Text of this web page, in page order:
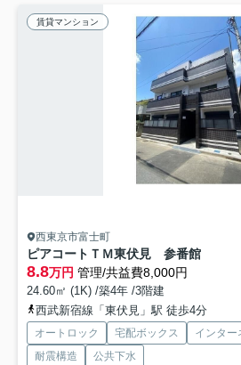
賃貸マンション
西東京市富士町
ピアコートＴＭ東伏見 参番館
8.8万円 管理/共益費8,000円
24.60㎡ (1K) /築4年 /3階建
西武新宿線「東伏見」駅 徒歩4分
オートロック 宅配ボックス インター
耐震構造
公共下水